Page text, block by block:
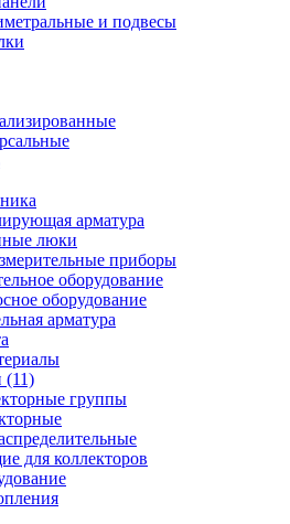
и подвесы
арматура
люки
приборы
оборудование
оборудование
арматура
(11)
группы
для коллекторов